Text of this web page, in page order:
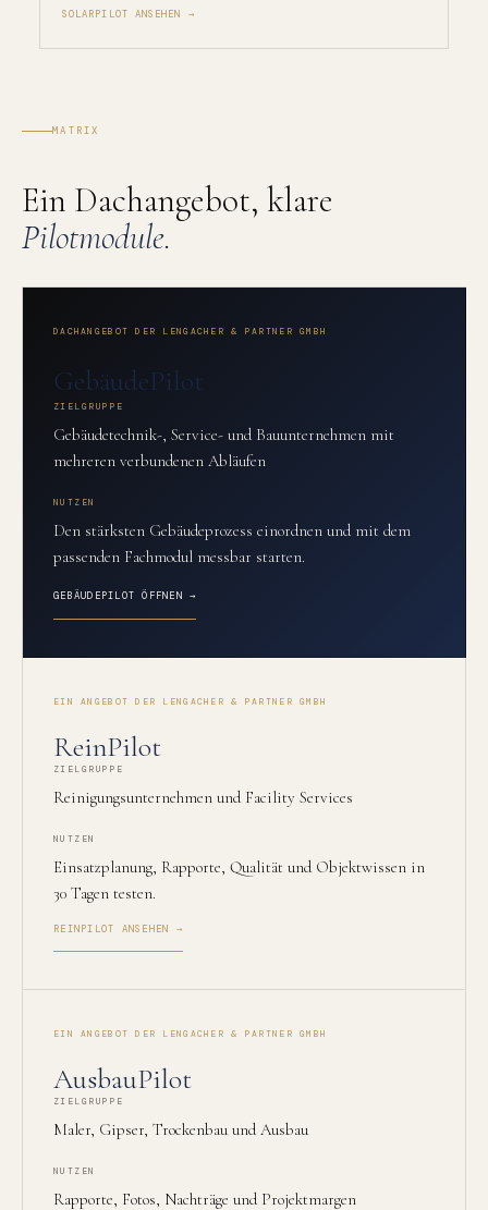
SOLARPILOT ANSEHEN →
MATRIX
Ein Dachangebot, klare
Pilotmodule.
DACHANGEBOT DER LENGACHER & PARTNER GMBH
GebäudePilot
ZIELGRUPPE
Gebäudetechnik-, Service- und Bauunternehmen mit
mehreren verbundenen Abläufen
NUTZEN
Den stärksten Gebäudeprozess einordnen und mit dem
passenden Fachmodul messbar starten.
GEBÄUDEPILOT ÖFFNEN →
EIN ANGEBOT DER LENGACHER & PARTNER GMBH
ReinPilot
ZIELGRUPPE
Reinigungsunternehmen und Facility Services
NUTZEN
Einsatzplanung, Rapporte, Qualität und Objektwissen in
30 Tagen testen.
REINPILOT ANSEHEN →
EIN ANGEBOT DER LENGACHER & PARTNER GMBH
AusbauPilot
ZIELGRUPPE
Maler, Gipser, Trockenbau und Ausbau
NUTZEN
Rapporte, Fotos, Nachträge und Projektmargen